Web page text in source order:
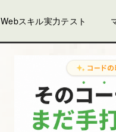
Webスキル実力テスト